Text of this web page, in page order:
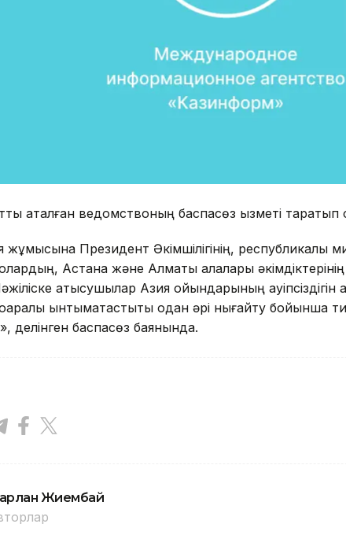
аталған ведомствоның баспасөз қызметі таратып
жұмысына Президент Әкімшілігінің, республикалық
Астана және Алматы қалалары
қатысушылар Азия ойындарының қауіпсіздігін
ынтымақтастықты одан әрі нығайту бойынша
делінген баспасөз баянында.
Жиембай